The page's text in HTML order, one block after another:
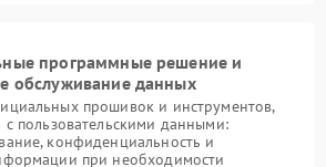
программные решение и
обслуживание данных
прошивок и инструментов,
с пользовательскими данными:
конфиденциальность и
при необходимости